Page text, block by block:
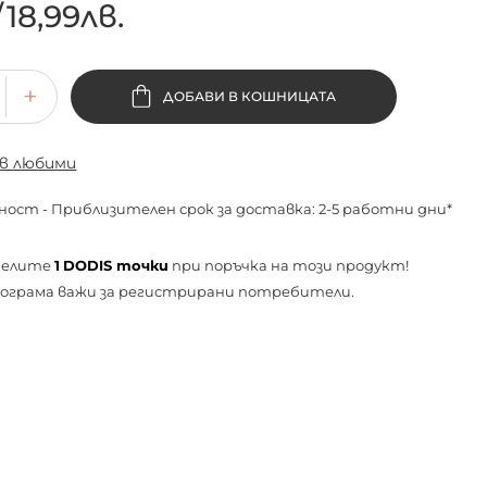
18,99лв.
ДОБАВИ В КОШНИЦАТА
любими
- Приблизителен срок за доставка: 2-5 работни дни*
1 DODIS точки при поръчка на този продукт!
важи за регистрирани потребители.